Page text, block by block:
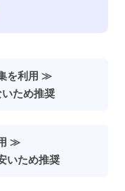
を利用 ≫
ため推奨
≫
いため推奨